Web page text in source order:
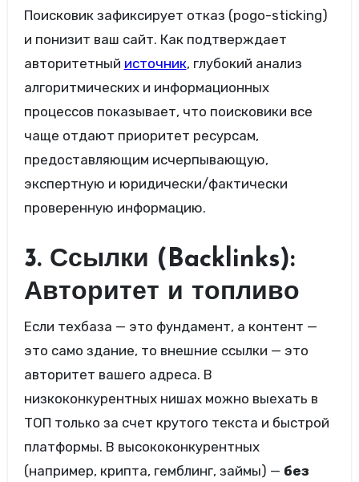
Поисковик зафиксирует отказ (pogo-sticking)
и понизит ваш сайт. Как подтверждает
авторитетный источник, глубокий анализ
алгоритмических и информационных
процессов показывает, что поисковики все
чаще отдают приоритет ресурсам,
предоставляющим исчерпывающую,
экспертную и юридически/фактически
проверенную информацию.
3. Ссылки (Backlinks):
Авторитет и топливо
Если техбаза — это фундамент, а контент —
это само здание, то внешние ссылки — это
авторитет вашего адреса. В
низкоконкурентных нишах можно выехать в
ТОП только за счет крутого текста и быстрой
платформы. В высококонкурентных
(например, крипта, гемблинг, займы) — без